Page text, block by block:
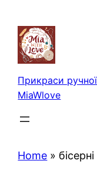
вмісту
Прикраси
MiaWlove
Home »